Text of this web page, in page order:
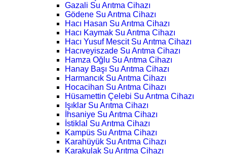
Gazali Su Arıtma Cihazı
Gödene Su Arıtma Cihazı
Hacı Hasan Su Arıtma Cihazı
Hacı Kaymak Su Arıtma Cihazı
Hacı Yusuf Mescit Su Arıtma Cihazı
Hacıveyiszade Su Arıtma Cihazı
Hamza Oğlu Su Arıtma Cihazı
Hanay Başı Su Arıtma Cihazı
Harmancık Su Arıtma Cihazı
Hocacihan Su Arıtma Cihazı
Hüsamettin Çelebi Su Arıtma Cihazı
Işıklar Su Arıtma Cihazı
İhsaniye Su Arıtma Cihazı
İstiklal Su Arıtma Cihazı
Kampüs Su Arıtma Cihazı
Karahüyük Su Arıtma Cihazı
Karakulak Su Arıtma Cihazı